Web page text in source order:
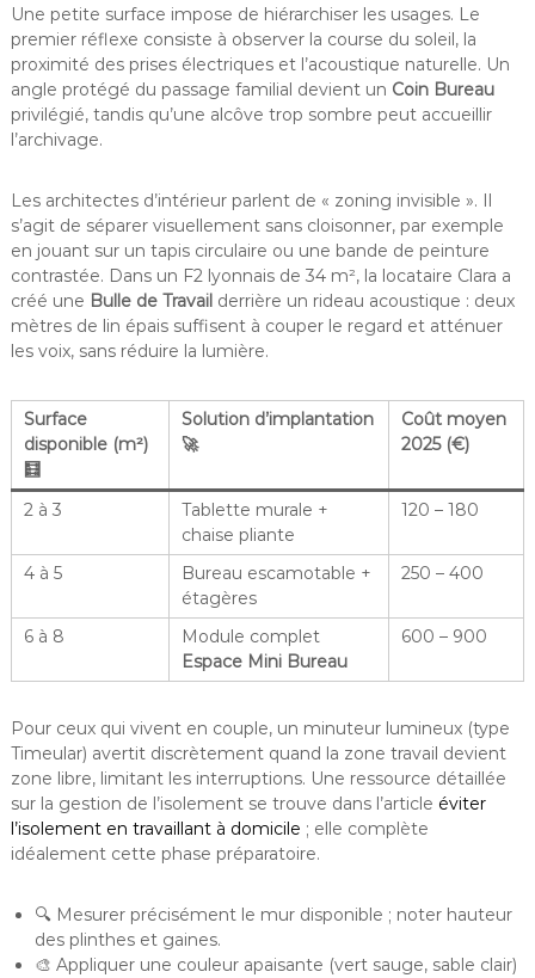
Une petite surface impose de hiérarchiser les usages. Le
premier réflexe consiste à observer la course du soleil, la
proximité des prises électriques et l’acoustique naturelle. Un
angle protégé du passage familial devient un Coin Bureau
privilégié, tandis qu’une alcôve trop sombre peut accueillir
l’archivage.
Les architectes d’intérieur parlent de « zoning invisible ». Il
s’agit de séparer visuellement sans cloisonner, par exemple
en jouant sur un tapis circulaire ou une bande de peinture
contrastée. Dans un F2 lyonnais de 34 m², la locataire Clara a
créé une Bulle de Travailderrière un rideau acoustique : deux
mètres de lin épais suffisent à couper le regard et atténuer
les voix, sans réduire la lumière.
Surface
disponible (m²)
🧮
Solution d’implantation
🚀
Coût moyen
2025 (€)
2 à 3
Tablette murale +
chaise pliante
120 – 180
4 à 5
Bureau escamotable +
étagères
250 – 400
6 à 8
Module complet
Espace Mini Bureau
600 – 900
Pour ceux qui vivent en couple, un minuteur lumineux (type
Timeular) avertit discrètement quand la zone travail devient
zone libre, limitant les interruptions. Une ressource détaillée
sur la gestion de l’isolement se trouve dans l’article éviter
l’isolement en travaillant à domicile ; elle complète
idéalement cette phase préparatoire.
🔍 Mesurer précisément le mur disponible ; noter hauteur
des plinthes et gaines.
🎨 Appliquer une couleur apaisante (vert sauge, sable clair)